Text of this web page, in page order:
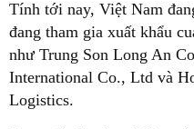
Tính tới nay, Việt Nam
đang tham gia xuất khẩu
như Trung Son Long An
International Co., Ltd và
Logistics.